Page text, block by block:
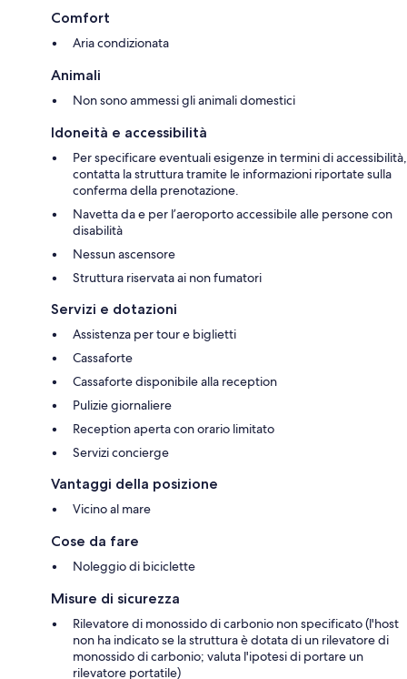
Comfort
Aria condizionata
Animali
Non sono ammessi gli animali domestici
Idoneità e accessibilità
Per specificare eventuali esigenze in termini di accessibilità,
contatta la struttura tramite le informazioni riportate sulla
conferma della prenotazione.
Navetta da e per l’aeroporto accessibile alle persone con
disabilità
Nessun ascensore
Struttura riservata ai non fumatori
Servizi e dotazioni
Assistenza per tour e biglietti
Cassaforte
Cassaforte disponibile alla reception
Pulizie giornaliere
Reception aperta con orario limitato
Servizi concierge
Vantaggi della posizione
Vicino al mare
Cose da fare
Noleggio di biciclette
Misure di sicurezza
Rilevatore di monossido di carbonio non specificato (l'host
non ha indicato se la struttura è dotata di un rilevatore di
monossido di carbonio; valuta l'ipotesi di portare un
rilevatore portatile)